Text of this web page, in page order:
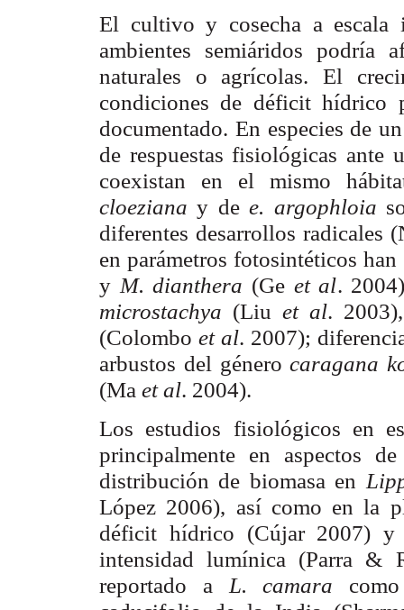
El cultivo y cosecha a
ambientes semiáridos podría
naturales o agrícolas. El
condiciones de déficit hídrico
documentado. En especies de
de respuestas fisiológicas ante
coexistan en el mismo
cloezianay dee. argophloia
diferentes desarrollos radicales
en parámetros fotosintéticos
y M. dianthera (Ge et al.
microstachya (Liu et al.
(Colomboet al. 2007);
arbustos del génerocaragana
(Ma et al. 2004).
Los estudios fisiológicos en
principalmente en aspectos
distribución de biomasa en
López 2006), así como en la
déficit hídrico (Cújar 2007)
intensidad lumínica (Parra &
reportado a L. camara